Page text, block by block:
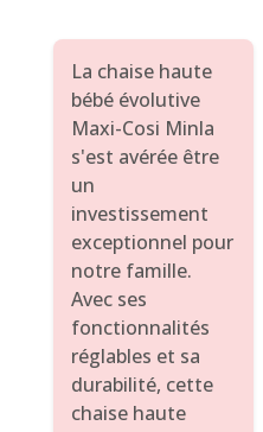
La chaise haute
bébé évolutive
Maxi-Cosi Minla
s'est avérée être
un
investissement
exceptionnel pour
notre famille.
Avec ses
fonctionnalités
réglables et sa
durabilité, cette
chaise haute